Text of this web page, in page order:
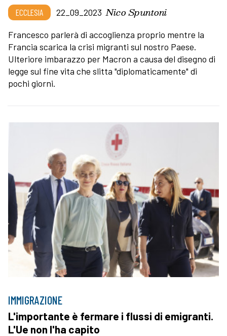
ECCLESIA 22_09_2023 Nico Spuntoni
Francesco parlerà di accoglienza proprio mentre la
Francia scarica la crisi migranti sul nostro Paese.
Ulteriore imbarazzo per Macron a causa del disegno di
legge sul fine vita che slitta "diplomaticamente" di
pochi giorni.
IMMIGRAZIONE
L'importante è fermare i flussi di emigranti.
L'Ue non l'ha capito